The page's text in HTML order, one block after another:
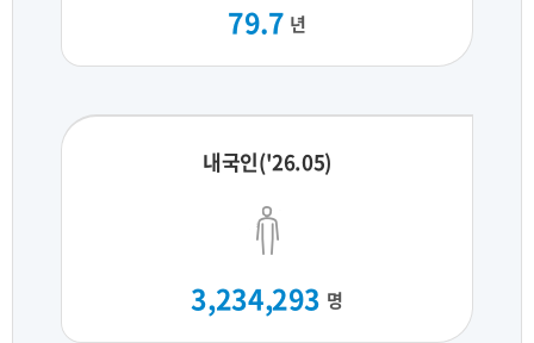
79.7 년
내국인('26.05)
3,234,293 명